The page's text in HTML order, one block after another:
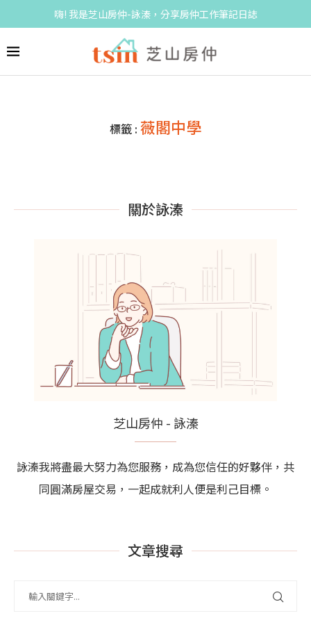
嗨! 我是芝山房仲-詠溱，分享房仲工作筆記日誌
標籤 : 薇閣中學
關於詠溱
芝山房仲 - 詠溱
詠溱我將盡最大努力為您服務，成為您信任的好夥伴，共
同圓滿房屋交易，一起成就利人便是利己目標。
文章搜尋